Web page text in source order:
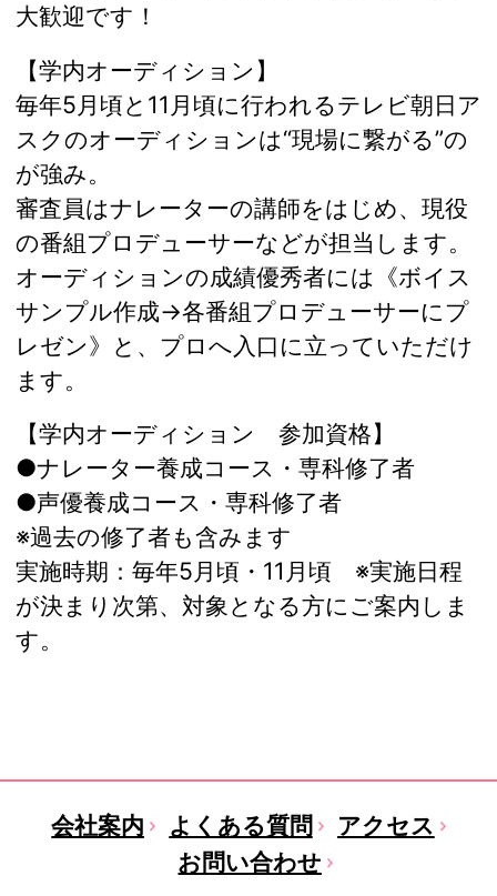
大歓迎です！
【学内オーディション】
毎年5月頃と11月頃に行われるテレビ朝日ア
スクのオーディションは“現場に繋がる”の
が強み。
審査員はナレーターの講師をはじめ、現役
の番組プロデューサーなどが担当します。
オーディションの成績優秀者には《ボイス
サンプル作成→各番組プロデューサーにプ
レゼン》と、プロへ入口に立っていただけ
ます。
【学内オーディション 参加資格】
●ナレーター養成コース・専科修了者
●声優養成コース・専科修了者
※過去の修了者も含みます
実施時期：毎年5月頃・11月頃 ※実施日程
が決まり次第、対象となる方にご案内しま
す。
会社案内 よくある質問
アクセス
お問い合わせ